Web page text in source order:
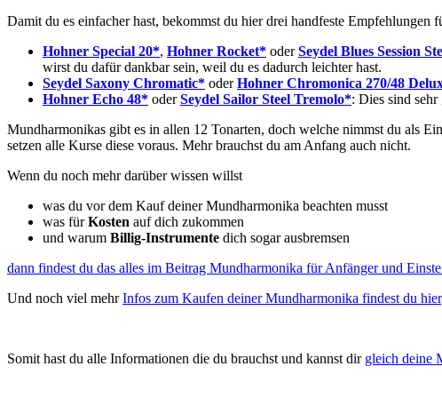
Damit du es einfacher hast, bekommst du hier drei handfeste
Hohner Special 20*, Hohner Rocket* oderSeydel Blues Session
wirst du dafür dankbar sein, weil du es dadurch leichter hast.
Seydel Saxony Chromatic* oderHohner Chromonica 270/48
Hohner Echo 48* oderSeydel Sailor Steel Tremolo*: Dies sind
Mundharmonikas gibt es in allen 12 Tonarten, doch welche nimmst du als
setzen alle Kurse diese voraus. Mehr brauchst du am Anfang auch nicht.
Wenn du noch mehr darüber wissen willst
was du vor dem Kauf deiner Mundharmonika beachten musst
was fürKosten auf dich zukommen
und warum Billig-Instrumente dich sogar ausbremsen
dann findest du das alles im Beitrag Mundharmonika für Anfänger und
Und noch viel mehrInfos zum Kaufen deiner Mundharmonika findest du hier
Somit hast du alle Informationen die du brauchst und kannst dir gleich deine